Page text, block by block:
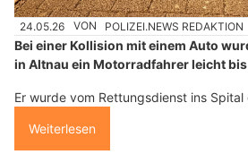
24.05.26 VON POLIZEI.NEWS REDAKTION
Bei einer Kollision mit einem Auto
in Altnau ein Motorradfahrer leicht
Er wurde vom Rettungsdienst ins
Weiterlesen